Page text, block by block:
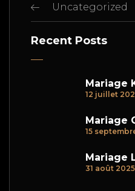
Uncategorized
Recent Posts
Mariage
12 juillet
Mariage
15
Mariage
31 août 2025